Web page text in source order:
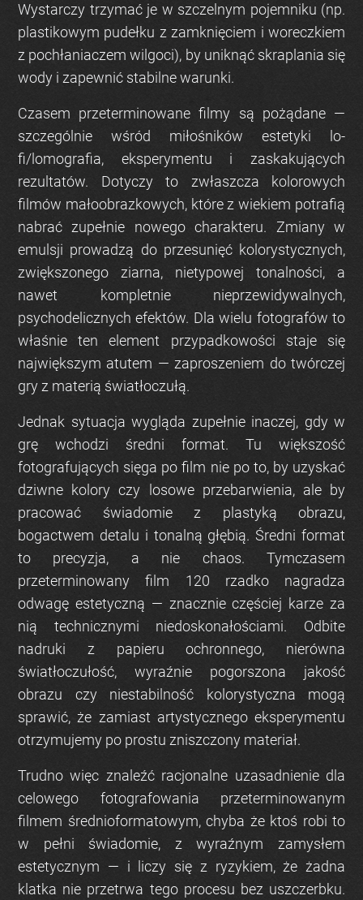
Wystarczy trzymać je w szczelnym pojemniku (np.
plastikowym pudełku z zamknięciem i woreczkiem
z pochłaniaczem wilgoci), by uniknąć skraplania się
wody i zapewnić stabilne warunki.
Czasem przeterminowane filmy są pożądane —
szczególnie wśród miłośników estetyki lo-
fi/lomografia, eksperymentu i zaskakujących
rezultatów. Dotyczy to zwłaszcza kolorowych
filmów małoobrazkowych, które z wiekiem potrafią
nabrać zupełnie nowego charakteru. Zmiany w
emulsji prowadzą do przesunięć kolorystycznych,
zwiększonego ziarna, nietypowej tonalności, a
nawet kompletnie nieprzewidywalnych,
psychodelicznych efektów. Dla wielu fotografów to
właśnie ten element przypadkowości staje się
największym atutem — zaproszeniem do twórczej
gry z materią światłoczułą.
Jednak sytuacja wygląda zupełnie inaczej, gdy w
grę wchodzi średni format. Tu większość
fotografujących sięga po film nie po to, by uzyskać
dziwne kolory czy losowe przebarwienia, ale by
pracować świadomie z plastyką obrazu,
bogactwem detalu i tonalną głębią. Średni format
to precyzja, a nie chaos. Tymczasem
przeterminowany film 120 rzadko nagradza
odwagę estetyczną — znacznie częściej karze za
nią technicznymi niedoskonałościami. Odbite
nadruki z papieru ochronnego, nierówna
światłoczułość, wyraźnie pogorszona jakość
obrazu czy niestabilność kolorystyczna mogą
sprawić, że zamiast artystycznego eksperymentu
otrzymujemy po prostu zniszczony materiał.
Trudno więc znaleźć racjonalne uzasadnienie dla
celowego fotografowania przeterminowanym
filmem średnioformatowym, chyba że ktoś robi to
w pełni świadomie, z wyraźnym zamysłem
estetycznym — i liczy się z ryzykiem, że żadna
klatka nie przetrwa tego procesu bez uszczerbku.